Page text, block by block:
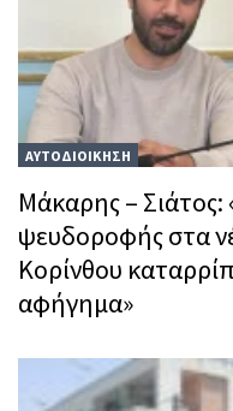
ΑΥΤΟΔΙΟΙΚΗΣΗ
Μάκαρης –
ψευδοροφής στα
Κορίνθου
αφήγημα»